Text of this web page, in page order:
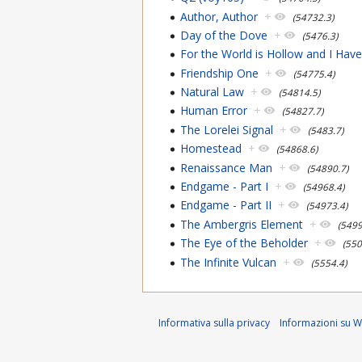
Author, Author + (54732.3)
Day of the Dove + (5476.3)
For the World is Hollow and I
Friendship One + (54775.4)
Natural Law + (54814.5)
Human Error + (54827.7)
The Lorelei Signal + (5483.7)
Homestead + (54868.6)
Renaissance Man + (54890.7)
Endgame - Part I + (54968.4)
Endgame - Part II + (54973.4)
The Ambergris Element +
The Eye of the Beholder +
The Infinite Vulcan + (5554.4)
Informativa sulla privacy Informazioni su